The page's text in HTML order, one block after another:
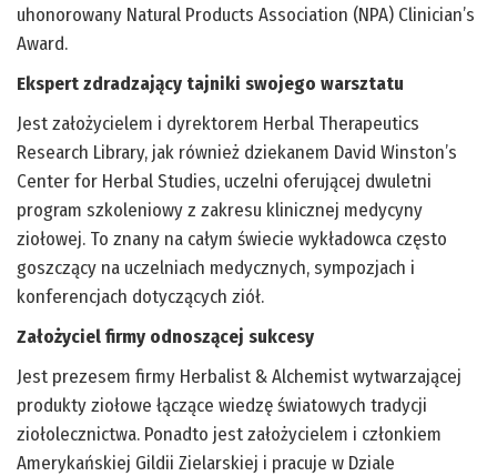
uhonorowany Natural Products Association (NPA) Clinician’s
Award.
Ekspert zdradzający tajniki swojego warsztatu
Jest założycielem i dyrektorem Herbal Therapeutics
Research Library, jak również dziekanem David Winston’s
Center for Herbal Studies, uczelni oferującej dwuletni
program szkoleniowy z zakresu klinicznej medycyny
ziołowej. To znany na całym świecie wykładowca często
goszczący na uczelniach medycznych, sympozjach i
konferencjach dotyczących ziół.
Założyciel firmy odnoszącej sukcesy
Jest prezesem firmy Herbalist & Alchemist wytwarzającej
produkty ziołowe łączące wiedzę światowych tradycji
ziołolecznictwa. Ponadto jest założycielem i członkiem
Amerykańskiej Gildii Zielarskiej i pracuje w Dziale